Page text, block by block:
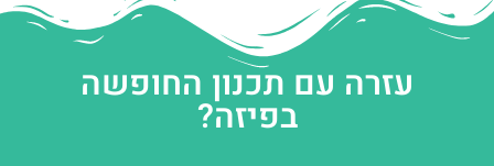
עזרה עם תכנון החופשה
בפיזה?